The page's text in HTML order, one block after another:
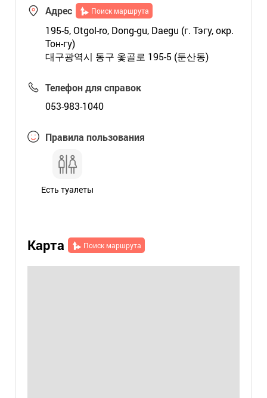
Адрес Поиск маршрута
195-5, Otgol-ro, Dong-gu, Daegu (г. Тэгу, окр.
Тон-гу)
대구광역시 동구 옻골로 195-5 (둔산동)
Телефон для справок
053-983-1040
Правила пользования
Есть туалеты
Карта Поиск маршрута